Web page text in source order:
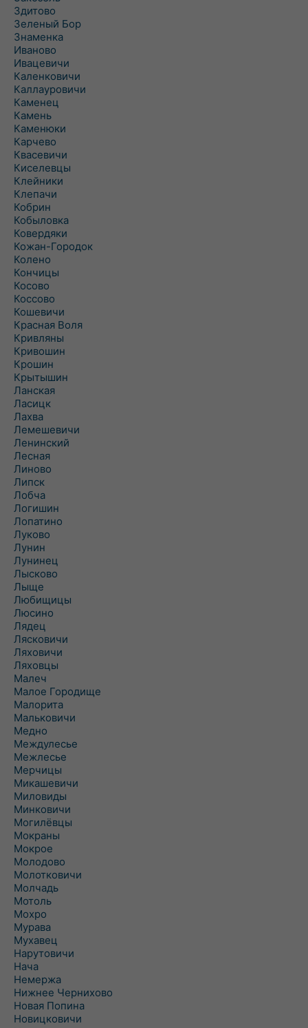
Здитово
Зеленый Бор
Знаменка
Иваново
Ивацевичи
Каленковичи
Каллауровичи
Каменец
Камень
Каменюки
Карчево
Квасевичи
Киселевцы
Клейники
Клепачи
Кобрин
Кобыловка
Ковердяки
Кожан-Городок
Колено
Кончицы
Косово
Коссово
Кошевичи
Красная Воля
Кривляны
Кривошин
Крошин
Крытышин
Ланская
Ласицк
Лахва
Лемешевичи
Ленинский
Лесная
Линово
Липск
Лобча
Логишин
Лопатино
Луково
Лунин
Лунинец
Лысково
Лыще
Любищицы
Люсино
Лядец
Лясковичи
Ляховичи
Ляховцы
Малеч
Малое Городище
Малорита
Мальковичи
Медно
Междулесье
Межлесье
Мерчицы
Микашевичи
Миловиды
Минковичи
Могилёвцы
Мокраны
Мокрое
Молодово
Молотковичи
Молчадь
Мотоль
Мохро
Мурава
Мухавец
Нарутовичи
Нача
Немержа
Нижнее Чернихово
Новая Попина
Новицковичи